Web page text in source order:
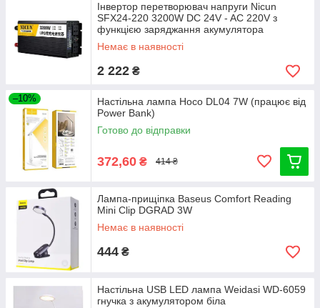
Інвертор перетворювач напруги Nicun
SFX24-220 3200W DC 24V - AC 220V з
функцією заряджання акумулятора
Немає в наявності
2 222 ₴
–10%
Настільна лампа Hoco DL04 7W (працює від
Power Bank)
Готово до відправки
372,60 ₴ 414 ₴
Лампа-прищіпка Baseus Comfort Reading
Mini Clip DGRAD 3W
Немає в наявності
444 ₴
Настільна USB LED лампа Weidasi WD-6059
гнучка з акумулятором біла